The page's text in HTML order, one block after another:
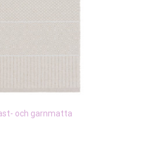
och garnmatta